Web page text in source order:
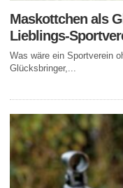
Maskottchen als
Lieblings-
Was wäre ein Sportverein
Glücksbringer,...